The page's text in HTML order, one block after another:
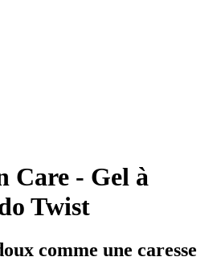
Care - Gel à
Twist
comme une caresse